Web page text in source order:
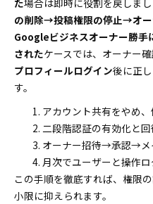
た場合は即時に役割を戻しま
の削除→投稿権限の停止→オー
Googleビジネスオーナー勝手
されたケースでは、オーナー
プロフィールログイン後に正
す。
アカウント共有をやめ
二段階認証の有効化と
オーナー招待→承認→
月次でユーザーと操作
この手順を徹底すれば、権限
小限に抑えられます。